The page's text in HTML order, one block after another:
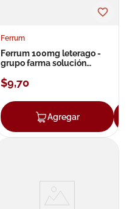
Agregar
Ferrum
Ferrum 100mg leterago -
grupo farma solución
$9,70
Agregar